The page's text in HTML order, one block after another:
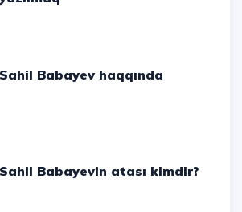
Sahil Babayev haqqında
Sahil Babayevin atası kimdir?